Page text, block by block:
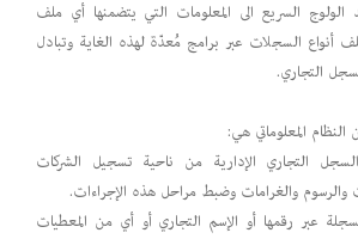
السريع الى المعلومات التي يتضمنها أي ملف
أنواع السجلات عبر برامج مُعدّة لهذه الغاية وتبادل
التجاري.
المعلوماتي هي:
التجاري الإدارية من ناحية تسجيل الشركات
والرسوم والغرامات وضبط مراحل هذه الإجراءات.
عبر رقمها أو الإسم التجاري أو أي من المعطيات